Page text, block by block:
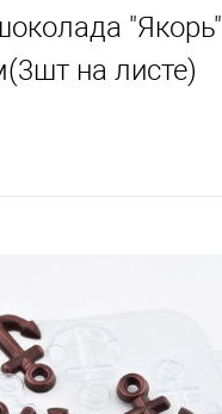
"Якорь"
на листе)